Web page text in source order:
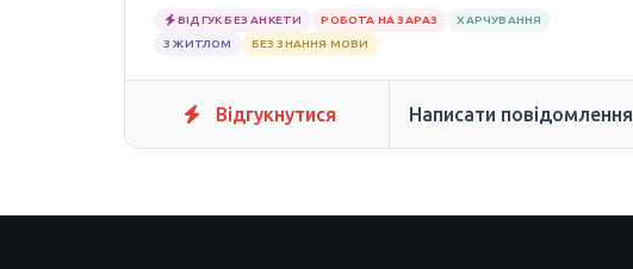
ВІДГУК БЕЗ АНКЕТИ РОБОТА НА ЗАРАЗ
ХАРЧУВАННЯ
З ЖИТЛОМ
БЕЗ ЗНАННЯ МОВИ
Відгукнутися Написати повідомлення